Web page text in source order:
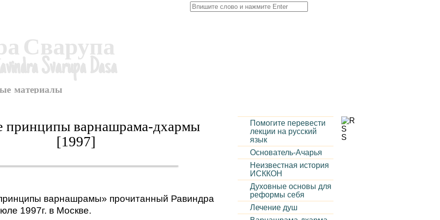
Search
for:
Сварупа
Svarupa Dasa
материалы
принципы варнашрама-дхармы
[1997]
варнашрамы» прочитанный Равиндра
1997г. в Москве.
Помогите перевести
лекции на русский
язык
Основатель-Ачарья
Неизвестная история
ИСККОН
Духовные основы для
реформы себя
Лечение душ